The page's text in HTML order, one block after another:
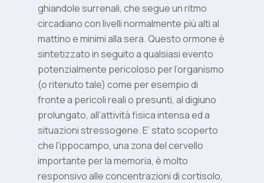
ghiandole surrenali, che segue un ritmo
circadiano con livelli normalmente più alti al
mattino e minimi alla sera. Questo ormone è
sintetizzato in seguito a qualsiasi evento
potenzialmente pericoloso per l’organismo
(o ritenuto tale) come per esempio di
fronte a pericoli reali o presunti, al digiuno
prolungato, all’attività fisica intensa ed a
situazioni stressogene. E’ stato scoperto
che l’ippocampo, una zona del cervello
importante per la memoria, è molto
responsivo alle concentrazioni di cortisolo,